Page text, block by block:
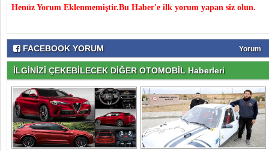
Henüz Yorum Eklenmemiştir.Bu Haber'e ilk yorum yapan siz olun.
FACEBOOK YORUM Yorum
İLGİNİZİ ÇEKEBİLECEK DİĞER OTOMOBİL Haberleri